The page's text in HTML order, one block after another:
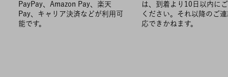
PayPay、Amazon Pay、楽天
Pay、キャリア決済などが利用可
能です。
は、到着より10日以内に
ください。それ以降のご
応できかねます。